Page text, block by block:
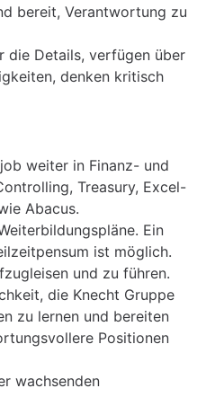
bereit, Verantwortung zu
die Details, verfügen über
denken kritisch
weiter in Finanz- und
Treasury, Excel-
Abacus.
Ein
ist möglich.
und zu führen.
die Knecht Gruppe
zu lernen und bereiten
Positionen
wachsenden